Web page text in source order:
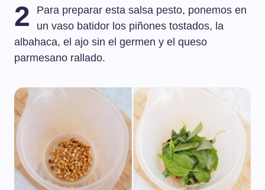
2
Para preparar esta salsa pesto, ponemos en
un vaso batidor los piñones tostados, la
albahaca, el ajo sin el germen y el queso
parmesano rallado.